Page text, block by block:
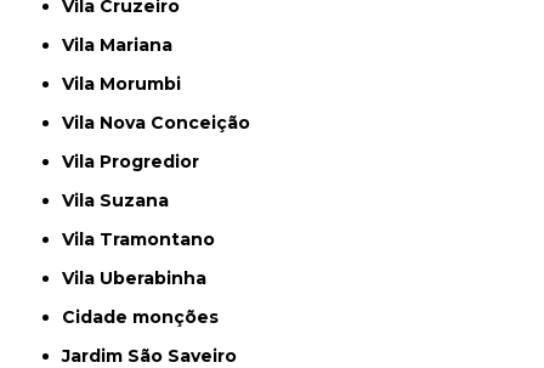
Vila Cruzeiro
Vila Mariana
Vila Morumbi
Vila Nova Conceição
Vila Progredior
Vila Suzana
Vila Tramontano
Vila Uberabinha
cidade monções
jardim São Saveiro